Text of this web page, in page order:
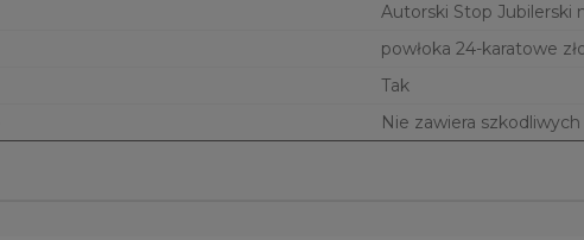
Autorski Stop Jubilerski
powłoka 24-karatowe
Tak
Nie zawiera